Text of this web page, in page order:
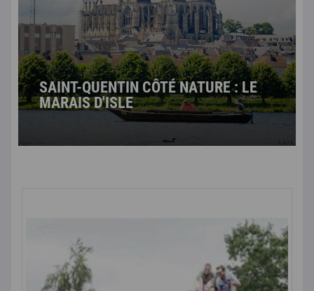
SAINT-QUENTIN CÔTÉ NATURE : LE
MARAIS D'ISLE